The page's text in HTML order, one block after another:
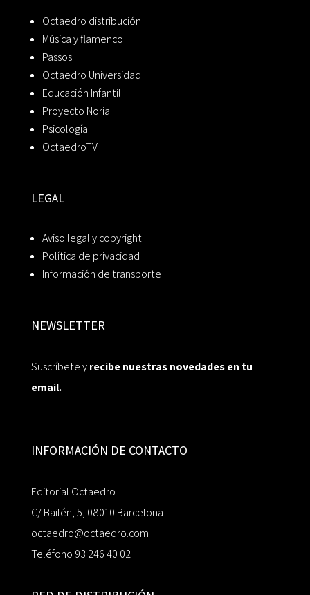
Octaedro distribución
Música y flamenco
Passos
Octaedro Universidad
Educación Infantil
Proyecto Noria
Psicología
OctaedroTV
LEGAL
Aviso legal y copyright
Política de privacidad
Información de transporte
NEWSLETTER
Suscríbete yrecibe nuestras novedades en tu
email.
INFORMACIÓN DE CONTACTO
Editorial Octaedro
C/ Bailén, 5, 08010 Barcelona
octaedro@octaedro.com
Teléfono 93 246 40 02